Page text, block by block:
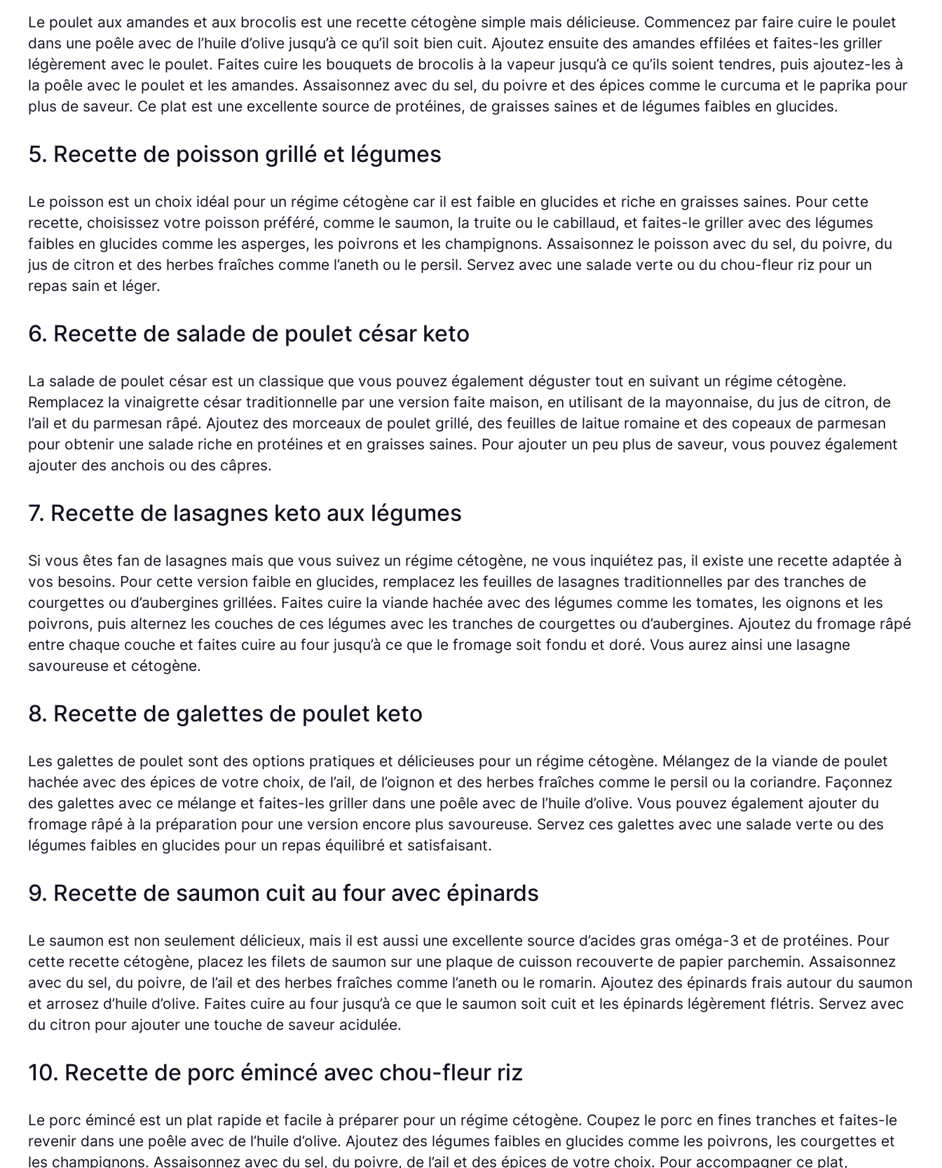
Le poulet aux amandes et aux brocolis est une recette cétogène simple mais délicieuse. Commencez par faire cuire le poulet
dans une poêle avec de l’huile d’olive jusqu’à ce qu’il soit bien cuit. Ajoutez ensuite des amandes effilées et faites-les griller
légèrement avec le poulet. Faites cuire les bouquets de brocolis à la vapeur jusqu’à ce qu’ils soient tendres, puis ajoutez-les à
la poêle avec le poulet et les amandes. Assaisonnez avec du sel, du poivre et des épices comme le curcuma et le paprika pour
plus de saveur. Ce plat est une excellente source de protéines, de graisses saines et de légumes faibles en glucides.
5. Recette de poisson grillé et légumes
Le poisson est un choix idéal pour un régime cétogène car il est faible en glucides et riche en graisses saines. Pour cette
recette, choisissez votre poisson préféré, comme le saumon, la truite ou le cabillaud, et faites-le griller avec des légumes
faibles en glucides comme les asperges, les poivrons et les champignons. Assaisonnez le poisson avec du sel, du poivre, du
jus de citron et des herbes fraîches comme l’aneth ou le persil. Servez avec une salade verte ou du chou-fleur riz pour un
repas sain et léger.
6. Recette de salade de poulet césar keto
La salade de poulet césar est un classique que vous pouvez également déguster tout en suivant un régime cétogène.
Remplacez la vinaigrette césar traditionnelle par une version faite maison, en utilisant de la mayonnaise, du jus de citron, de
l’ail et du parmesan râpé. Ajoutez des morceaux de poulet grillé, des feuilles de laitue romaine et des copeaux de parmesan
pour obtenir une salade riche en protéines et en graisses saines. Pour ajouter un peu plus de saveur, vous pouvez également
ajouter des anchois ou des câpres.
7. Recette de lasagnes keto aux légumes
Si vous êtes fan de lasagnes mais que vous suivez un régime cétogène, ne vous inquiétez pas, il existe une recette adaptée à
vos besoins. Pour cette version faible en glucides, remplacez les feuilles de lasagnes traditionnelles par des tranches de
courgettes ou d’aubergines grillées. Faites cuire la viande hachée avec des légumes comme les tomates, les oignons et les
poivrons, puis alternez les couches de ces légumes avec les tranches de courgettes ou d’aubergines. Ajoutez du fromage râpé
entre chaque couche et faites cuire au four jusqu’à ce que le fromage soit fondu et doré. Vous aurez ainsi une lasagne
savoureuse et cétogène.
8. Recette de galettes de poulet keto
Les galettes de poulet sont des options pratiques et délicieuses pour un régime cétogène. Mélangez de la viande de poulet
hachée avec des épices de votre choix, de l’ail, de l’oignon et des herbes fraîches comme le persil ou la coriandre. Façonnez
des galettes avec ce mélange et faites-les griller dans une poêle avec de l’huile d’olive. Vous pouvez également ajouter du
fromage râpé à la préparation pour une version encore plus savoureuse. Servez ces galettes avec une salade verte ou des
légumes faibles en glucides pour un repas équilibré et satisfaisant.
9. Recette de saumon cuit au four avec épinards
Le saumon est non seulement délicieux, mais il est aussi une excellente source d’acides gras oméga-3 et de protéines. Pour
cette recette cétogène, placez les filets de saumon sur une plaque de cuisson recouverte de papier parchemin. Assaisonnez
avec du sel, du poivre, de l’ail et des herbes fraîches comme l’aneth ou le romarin. Ajoutez des épinards frais autour du saumon
et arrosez d’huile d’olive. Faites cuire au four jusqu’à ce que le saumon soit cuit et les épinards légèrement flétris. Servez avec
du citron pour ajouter une touche de saveur acidulée.
10. Recette de porc émincé avec chou-fleur riz
Le porc émincé est un plat rapide et facile à préparer pour un régime cétogène. Coupez le porc en fines tranches et faites-le
revenir dans une poêle avec de l’huile d’olive. Ajoutez des légumes faibles en glucides comme les poivrons, les courgettes et
les champignons. Assaisonnez avec du sel, du poivre, de l’ail et des épices de votre choix. Pour accompagner ce plat,